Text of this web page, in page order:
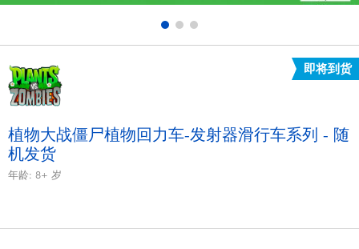
模仿，化妆及造型系列
毛绒公仔玩具
夏日
即将到货
植物大战僵尸植物回力车-发射器滑行车系列 - 随
机发货
年龄: 8+ 岁